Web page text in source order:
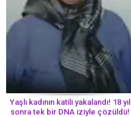
Yaşlı kadının katili yakalandı! 18 yıl
sonra tek bir DNA iziyle çözüldü!